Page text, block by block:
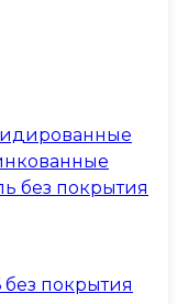
без покрытия
покрытия